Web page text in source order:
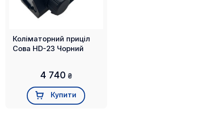
Коліматорний приціл
Сова HD-23 Чорний
4 740 ₴
Купити